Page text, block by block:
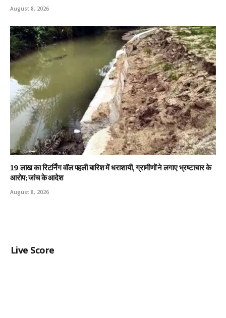
August 8, 2026
19 लाख का रिटर्निंग वॉल पहली बारिश में धराशायी, ग्रामीणों ने लगाए भ्रष्टाचार के
आरोप; जांच के आदेश
August 8, 2026
Live Score